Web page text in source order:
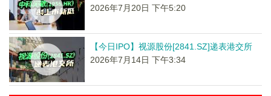
2026年7月20日 下午5:20
【今日IPO】视源股份[2841.SZ]递表港交所
2026年7月14日 下午3:34